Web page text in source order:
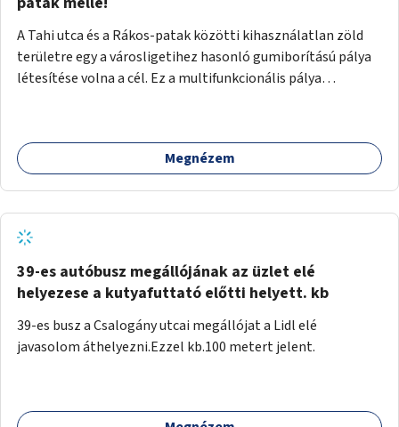
A Tahi utca és a Rákos-patak közötti kihasználatlan zöld
területre egy a városligetihez hasonló gumiborítású pálya
létesítése volna a cél. Ez a multifunkcionális pálya
Megnézem
39-es autóbusz megállójának az üzlet elé
helyezese a kutyafuttató előtti helyett. kb
39-es busz a Csalogány utcai megállójat a Lidl elé
javasolom áthelyezni.Ezzel kb.100 metert jelent.